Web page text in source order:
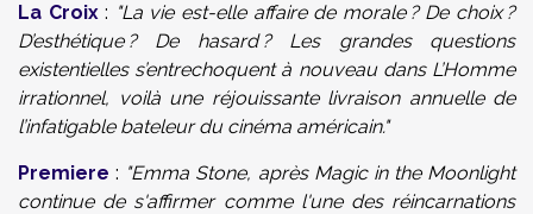
La Croix: "La vie est-elle affaire de morale ? De choix ?
D’esthétique ? De hasard ? Les grandes questions
existentielles s’entrechoquent à nouveau dans L’Homme
irrationnel, voilà une réjouissante livraison annuelle de
l’infatigable bateleur du cinéma américain."
Premiere : "Emma Stone, après Magic in the Moonlight
continue de s'affirmer comme l'une des réincarnations